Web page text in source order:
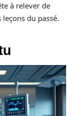
à relever de
du passé.